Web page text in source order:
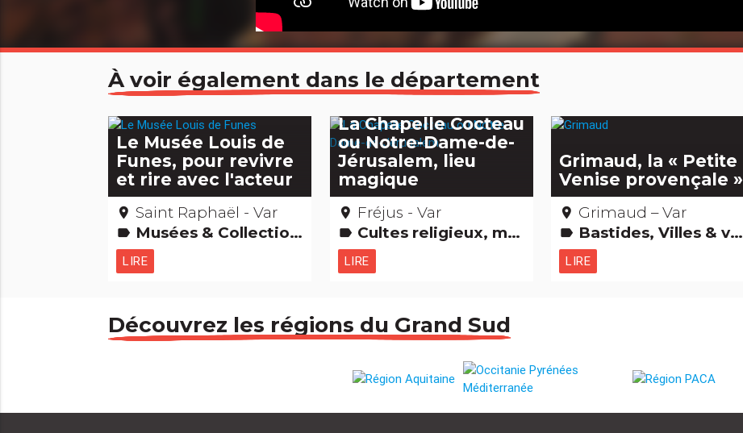
À voir également dans le département
Le Musée Louis de
Funes, pour revivre
et rire avec l'acteur
place Saint Raphaël - Var
label Musées & Collections
LIRE
La Chapelle Cocteau
ou Notre-Dame-de-
Jérusalem, lieu
magique
place Fréjus - Var
label Cultes religieux, mystiques & païens Edifices remarquables
LIRE
Grimaud, la « Petite
Venise provençale »
place Grimaud – Var
label Bastides, Villes & villages Châteaux & Monuments Cultes religieux, mystiques & païens Musées & Collections
LIRE
Découvrez les régions du Grand Sud